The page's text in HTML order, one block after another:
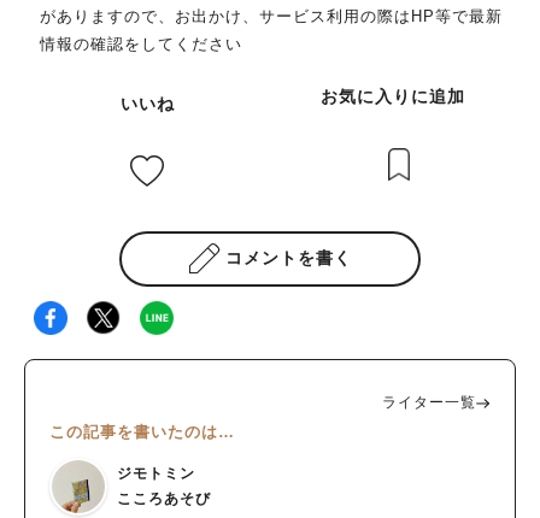
がありますので、お出かけ、サービス利用の際はHP等で最新
情報の確認をしてください
いいね お気に入りに追加
コメントを書く
ライター一覧
この記事を書いたのは…
ジモトミン
こころあそび